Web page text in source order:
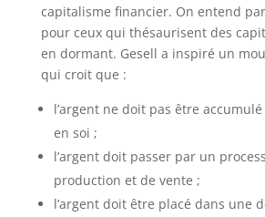
capitalisme financier. On entend
pour ceux qui thésaurisent des
en dormant. Gesell a inspiré un
qui croit que :
l’argent ne doit pas être
en soi ;
l’argent doit passer par un
production et de vente ;
l’argent doit être placé dans une